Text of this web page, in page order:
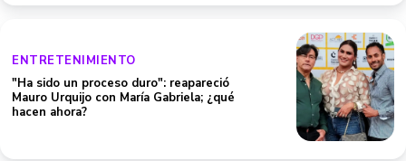
ENTRETENIMIENTO
"Ha sido un proceso duro": reapareció
Mauro Urquijo con María Gabriela; ¿qué
hacen ahora?